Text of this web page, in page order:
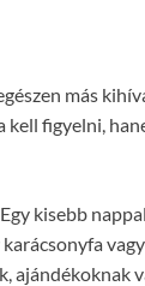
más
figyelni,
. Egy kisebb